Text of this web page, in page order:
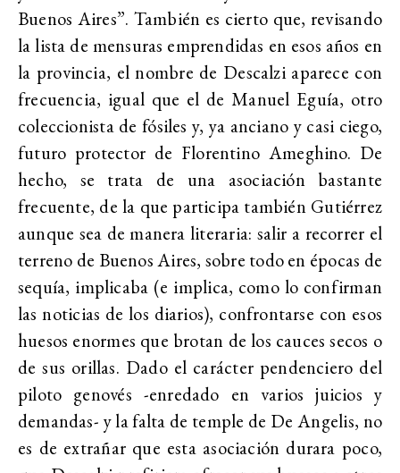
Buenos Aires”. También es cierto que, revisando
la lista de mensuras emprendidas en esos años en
la provincia, el nombre de Descalzi aparece con
frecuencia, igual que el de Manuel Eguía, otro
coleccionista de fósiles y, ya anciano y casi ciego,
futuro protector de Florentino Ameghino. De
hecho, se trata de una asociación bastante
frecuente, de la que participa también Gutiérrez
aunque sea de manera literaria: salir a recorrer el
terreno de Buenos Aires, sobre todo en épocas de
sequía, implicaba (e implica, como lo confirman
las noticias de los diarios), confrontarse con esos
huesos enormes que brotan de los cauces secos o
de sus orillas. Dado el carácter pendenciero del
piloto genovés -enredado en varios juicios y
demandas- y la falta de temple de De Angelis, no
es de extrañar que esta asociación durara poco,